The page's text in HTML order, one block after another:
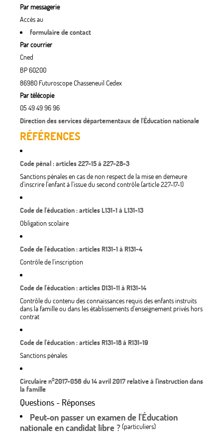
Par messagerie
Accès au
formulaire de contact
Par courrier
Cned
BP 60200
86980 Futuroscope Chasseneuil Cedex
Par télécopie
05 49 49 96 96
Direction des services départementaux de l'Éducation nationale
RÉFÉRENCES
Code pénal : articles 227-15 à 227-28-3
Sanctions pénales en cas de non respect de la mise en demeure
d'inscrire l'enfant à l'issue du second contrôle (article 227-17-1)
Code de l'éducation : articles L131-1 à L131-13
Obligation scolaire
Code de l'éducation : articles R131-1 à R131-4
Contrôle de l'inscription
Code de l'éducation : articles D131-11 à R131-14
Contrôle du contenu des connaissances requis des enfants instruits
dans la famille ou dans les établissements d'enseignement privés hors
contrat
Code de l'éducation : articles R131-18 à R131-19
Sanctions pénales
Circulaire n°2017-056 du 14 avril 2017 relative à l'instruction dans
la famille
Questions - Réponses
Peut-on passer un examen de l'Éducation
nationale en candidat libre ?(particuliers)